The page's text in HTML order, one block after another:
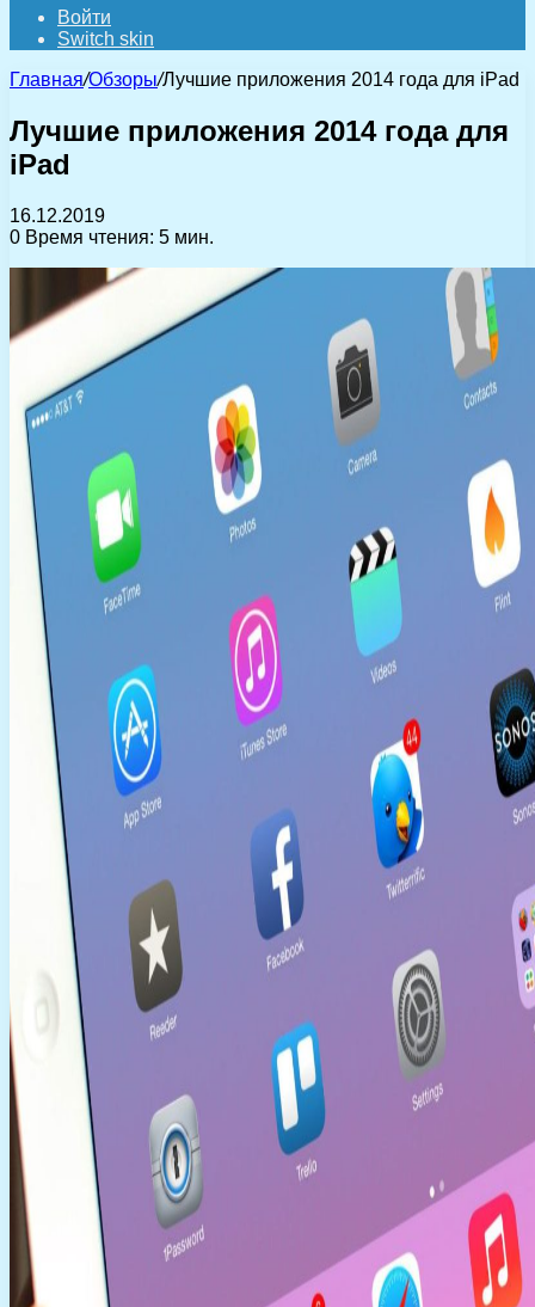
Войти
Switch skin
Главная/Обзоры/Лучшие приложения 2014 года для iPad
Лучшие приложения 2014 года для
iPad
16.12.2019
0 Время чтения: 5 мин.